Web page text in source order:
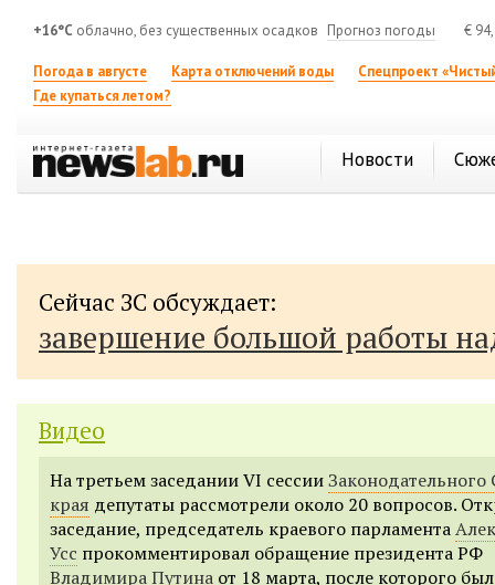
+16°C облачно, без существенных осадков Прогноз погоды €
Погода в августе Карта отключений воды
Спецпроект
Где купаться летом?
Новости
Сейчас ЗС обсуждает:
завершение большой работы
Видео
На третьем заседании VI сессииЗаконодательного
края депутаты рассмотрели около 20 вопросов.
заседание, председатель краевого парламента
Усс прокомментировал обращение президента РФ
Владимира Путина от 18 марта, после которого был